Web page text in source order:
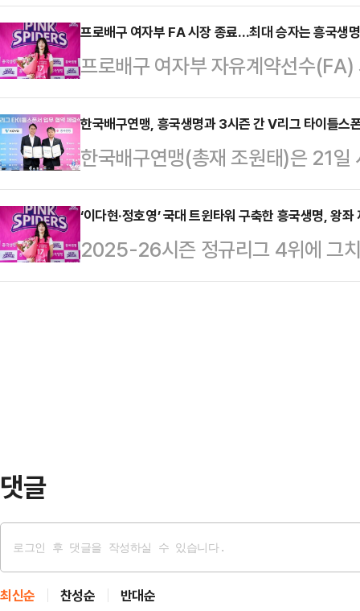
회에서 이 회장을 차기 총재로 추천
로운 연맹의 총재로 추천하기로 했
피력했고, 오너 구단주가 총재직을
성 사업, 국제사업 …
이다. SOOP은 최근 광주시와 페퍼
장 실사까지 진행한 것으로 알려졌
확장을 지속적으로 추진하며 다양
고 있다”면서 “이러한 흐름 속에서
고 있다”고 밝혔다.다만 “현재로서
을 열어두고 내부적으로…
프로배구 여자부 FA 시장 종료…최대 승자는 흥국생명
프로배구 여자부 자유계약선수
가장 적극적인 행보를 보인 흥국생
다.이번 여자부 FA 시장에서는 ‘코
자원들이 대거 풀리며 이들의 거취
잔류를 택했다.세터 최대어로 꼽
만원, 옵션 1억2000만원)으로 최
류했다.국가대표 출신 세터 염혜선
계약을 체결…
한국배구연맹, 흥국생명과 3시즌 간 V리그 타이틀스
한국배구연맹(총재 조원태)은 21
서 흥국생명보험(주)과 V리그 타이
다.협약식에는 김형표 흥국생명 대
비롯해 여러 관계자들이 참석해 자
차기 시즌부터 향후 3시즌 간 V리
‘이다현·정호영’ 국대 트윈타워 구축한 흥국생명, 왕좌
2025-26시즌 정규리그 4위에 그
생명이 자유계약선수(FA) 시장 1호
댓글
최신순 찬성순 반대순